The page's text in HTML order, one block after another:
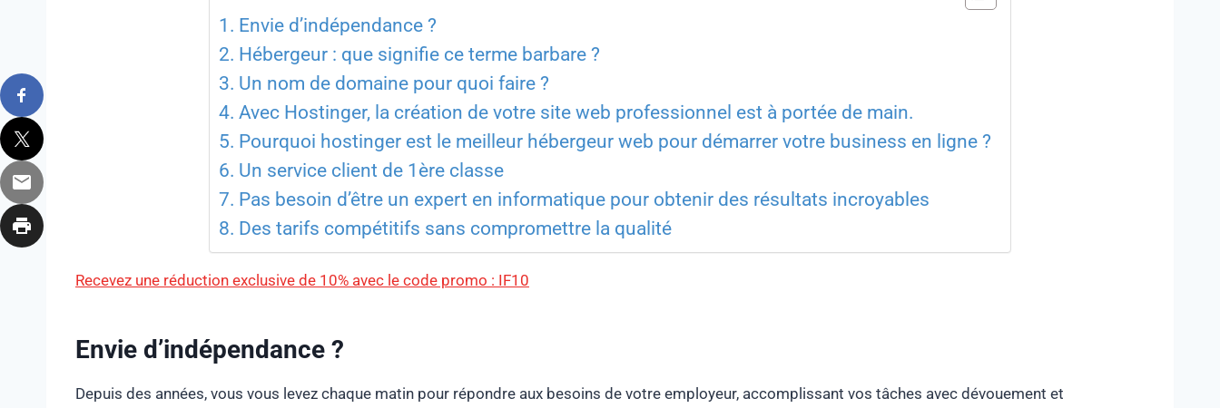
Envie d’indépendance ?
Hébergeur : que signifie ce terme barbare ?
Un nom de domaine pour quoi faire ?
Avec Hostinger, la création de votre site web professionnel est à portée de main.
Pourquoi hostinger est le meilleur hébergeur web pour démarrer votre business en ligne ?
Un service client de 1ère classe
Pas besoin d’être un expert en informatique pour obtenir des résultats incroyables
Des tarifs compétitifs sans compromettre la qualité
Recevez une réduction exclusive de 10% avec le code promo : IF10
Envie d’indépendance ?
Depuis des années, vous vous levez chaque matin pour répondre aux besoins de votre employeur, accomplissant vos tâches avec dévouement et